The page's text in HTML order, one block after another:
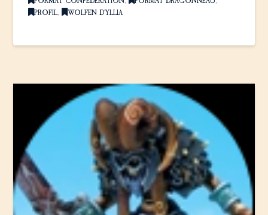
PROFIL, WOLFEN D'YLLIA